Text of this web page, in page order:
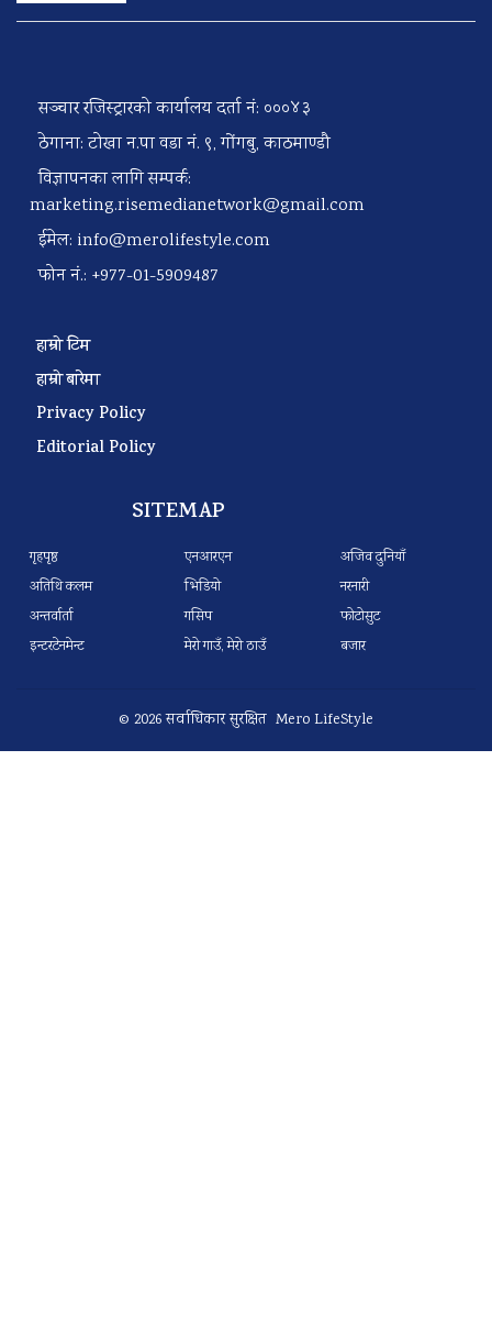
सञ्चार रजिस्ट्रारको कार्यालय दर्ता नं: ०००४३
ठेगाना: टोखा न.पा वडा नं. ९, गोंगबु, काठमाण्डौ
विज्ञापनका लागि सम्पर्क:
marketing.risemedianetwork@gmail.com
ईमेल: info@merolifestyle.com
फोन नं.: +977-01-5909487
हाम्रो टिम
हाम्रो बारेमा
Privacy Policy
Editorial Policy
SITEMAP
गृहपृष्ठ
अतिथि कलम
अन्तर्वार्ता
इन्टरटेनमेन्ट
एनआरएन
भिडियो
गसिप
मेरो गाउँ, मेरो ठाउँ
अजिव दुनियाँ
नरनारी
फोटोसुट
बजार
© 2026 सर्वाधिकार सुरक्षित Mero LifeStyle